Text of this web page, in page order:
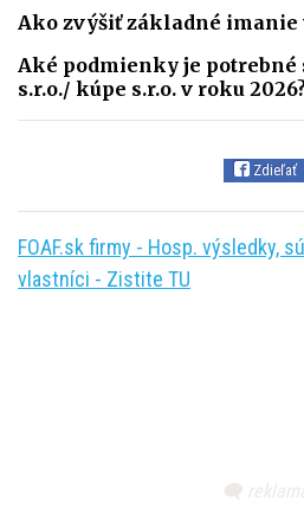
Ako zvýšiť základné imanie
Aké podmienky je
s.r.o./ kúpe s.r.o. v roku
Zdieľať
FOAF.sk firmy - Hosp. výsledky,
vlastníci - Zistite TU